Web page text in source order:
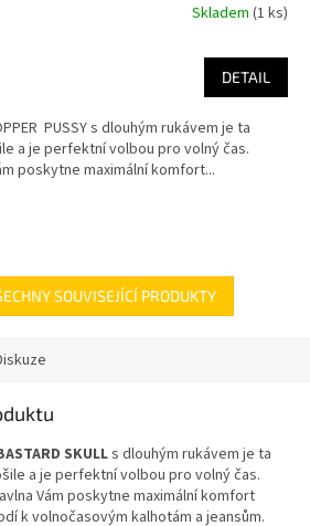
Skladem (1 ks)
DETAIL
PUSSY s dlouhým rukávem je ta
a je perfektní volbou pro volný čas.
poskytne maximální komfort...
SOUVISEJÍCÍ PRODUKTY
SKULLs dlouhým rukávem je ta
a je perfektní volbou pro volný čas.
Vám poskytne maximální komfort
k volnočasovým kalhotám a jeansům.